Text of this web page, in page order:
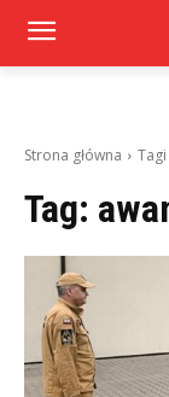
Strona główna Tagi
Tag: